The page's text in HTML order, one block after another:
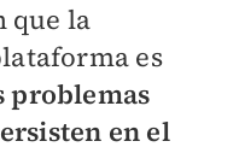
que la
es
problemas
en el